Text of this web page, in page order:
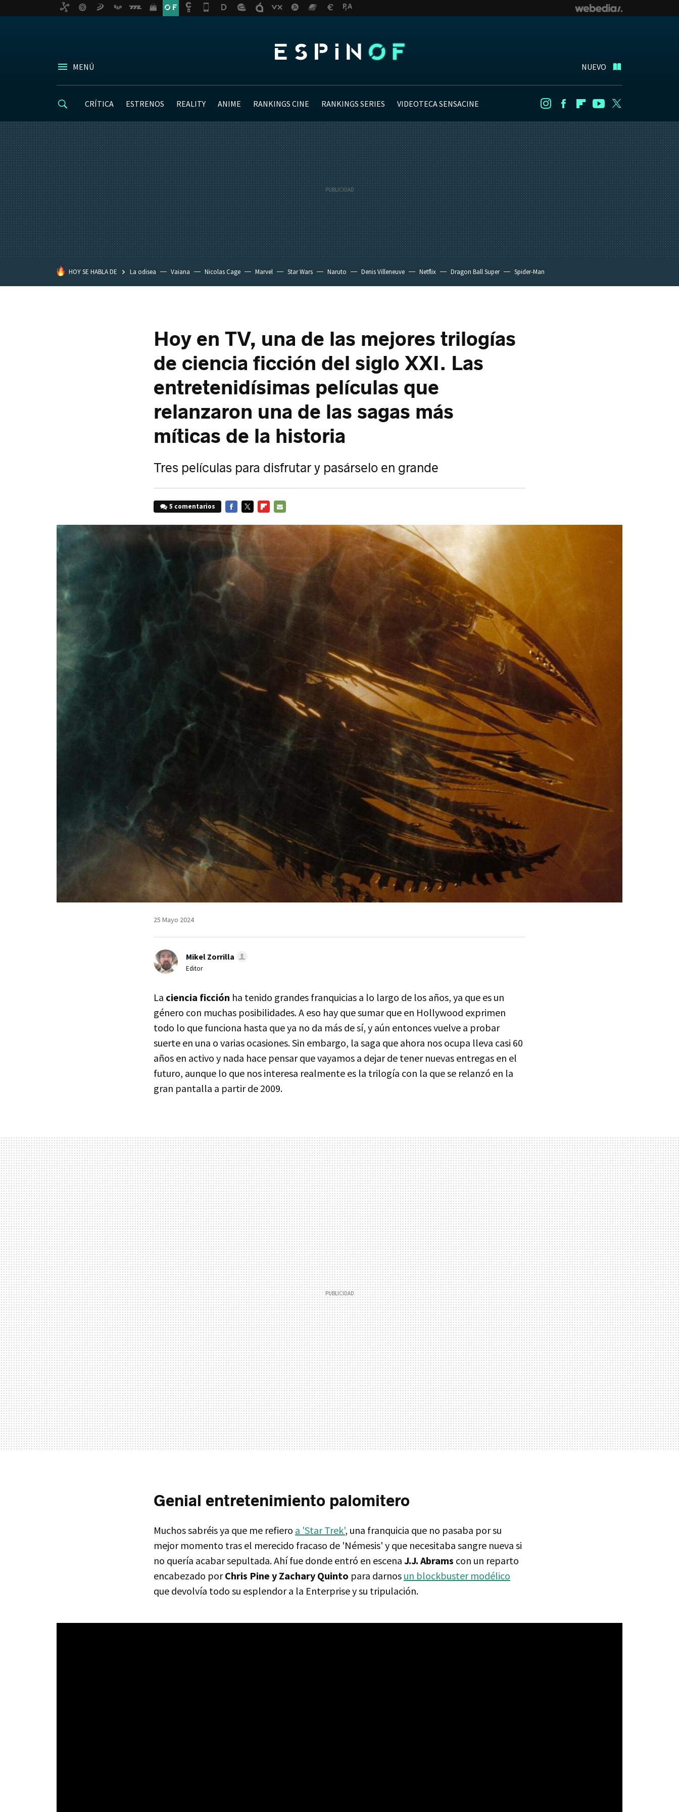
MENÚ NUEVO
CRÍTICA ESTRENOS REALITY ANIME RANKINGS CINE RANKINGS SERIES VIDEOTECA SENSACINE InstagramFacebookFlipboard
Youtube
HOY SE HABLA DE La odisea Vaiana Nicolas Cage Marvel Star Wars Naruto Denis Villeneuve Netflix Dragon Ball Super Spider-Man
Hoy en TV, una de las mejores trilogías
de ciencia ficción del siglo XXI. Las
entretenidísimas películas que
relanzaron una de las sagas más
míticas de la historia
Tres películas para disfrutar y pasárselo en grande
5 comentarios
MAIL
25 Mayo 2024
Mikel Zorrilla
Editor
La ciencia ficción ha tenido grandes franquicias a lo largo de los años, ya que es un
género con muchas posibilidades. A eso hay que sumar que en Hollywood exprimen
todo lo que funciona hasta que ya no da más de sí, y aún entonces vuelve a probar
suerte en una o varias ocasiones. Sin embargo, la saga que ahora nos ocupa lleva casi 60
años en activo y nada hace pensar que vayamos a dejar de tener nuevas entregas en el
futuro, aunque lo que nos interesa realmente es la trilogía con la que se relanzó en la
gran pantalla a partir de 2009.
Genial entretenimiento palomitero
Muchos sabréis ya que me refiero a 'Star Trek', una franquicia que no pasaba por su
mejor momento tras el merecido fracaso de 'Némesis' y que necesitaba sangre nueva si
no quería acabar sepultada. Ahí fue donde entró en escena J.J. Abrams con un reparto
encabezado porChris Pine y Zachary Quinto para darnos un blockbuster modélico
que devolvía todo su esplendor a la Enterprise y su tripulación.